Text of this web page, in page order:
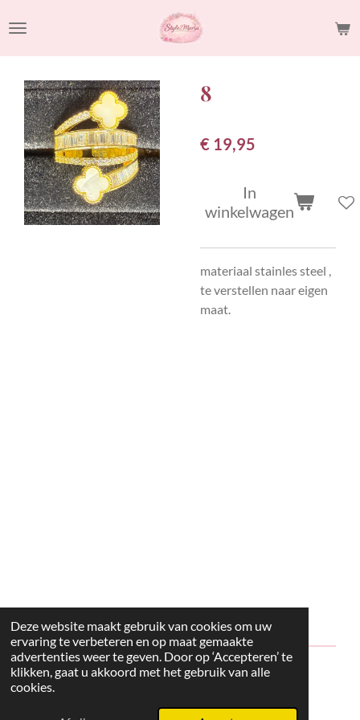
Deze website maakt gebruik van cookies om uw
ervaring te verbeteren en op maat gemaakte
advertenties weer te geven. Door op ‘Accepteren’ te
klikken, gaat u akkoord met het gebruik van alle
cookies.
direct
naar
hoofdinhoud
8
€ 19,95
In
winkelwagen
materiaal stainles steel ,
te verstellen naar eigen
maat.
© 2024 - 2026 Style2Maria